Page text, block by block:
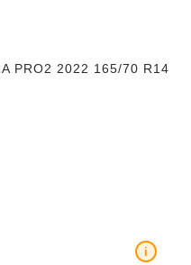
PRO2 2022 165/70 R14
i